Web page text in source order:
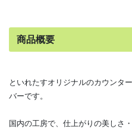
商品概要
といれたすオリジナルのカウンタ
バーです。
国内の工房で、仕上がりの美しさ